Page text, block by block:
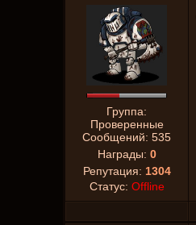
Группа:
Проверенные
Сообщений: 535
Награды: 0
Репутация: 1304
Статус: Offline